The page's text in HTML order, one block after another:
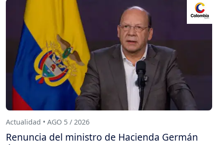
Actualidad • AGO 5 / 2026
Renuncia del ministro de Hacienda Germán